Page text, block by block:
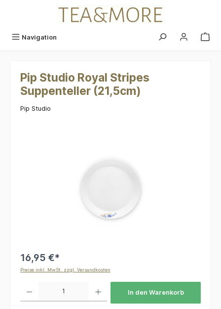
Navigation
Pip Studio Royal Stripes
Suppenteller (21,5cm)
Pip Studio
16,95 €*
Preise inkl. MwSt. zzgl. Versandkosten
In den Warenkorb